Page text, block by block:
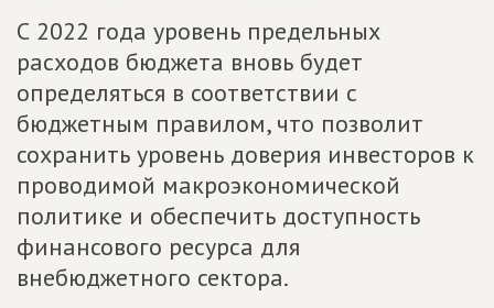
С 2022 года уровень предельных
расходов бюджета вновь будет
определяться в соответствии с
бюджетным правилом, что позволит
сохранить уровень доверия инвесторов к
проводимой макроэкономической
политике и обеспечить доступность
финансового ресурса для
внебюджетного сектора.